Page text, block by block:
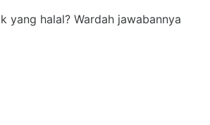
yang halal? Wardah jawabannya